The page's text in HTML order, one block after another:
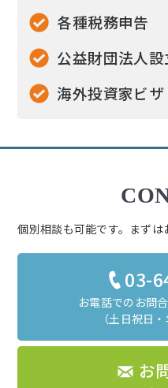
各種税務申告
公益財団法人
海外投資家ビ
個別相談も可能です。まずは
03-
お電話でのお問
（土日祝日
お